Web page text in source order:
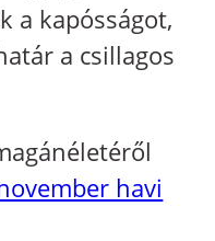
a kapósságot,
a csillagos
havi